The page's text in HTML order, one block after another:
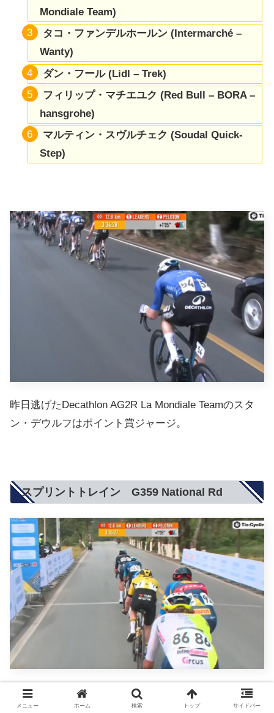
Mondiale Team)
タコ・ファンデルホールン (Intermarché –
Wanty)
ダン・フール (Lidl – Trek)
フィリップ・マチエユク (Red Bull – BORA –
hansgrohe)
マルティン・スヴルチェク (Soudal Quick-
Step)
昨日逃げたDecathlon AG2R La Mondiale Teamのスタ
ン・デウルフはポイント賞ジャージ。
スプリントトレイン G359 National Rd
ポイント前でドリース・デポンドがマティアス・ヴァ
メニュー ホーム 検索 トップ サイドバー